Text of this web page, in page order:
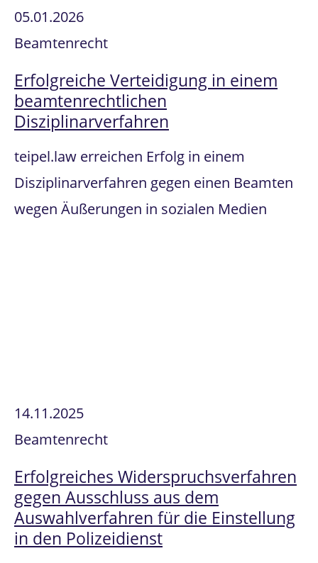
05.01.2026
Beamtenrecht
Erfolgreiche Verteidigung in einem
beamtenrechtlichen
Disziplinarverfahren
teipel.law erreichen Erfolg in einem
Disziplinarverfahren gegen einen Beamten
wegen Äußerungen in sozialen Medien
14.11.2025
Beamtenrecht
Erfolgreiches Widerspruchsverfahren
gegen Ausschluss aus dem
Auswahlverfahren für die Einstellung
in den Polizeidienst